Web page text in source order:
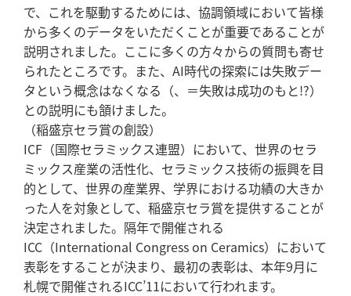
で、これを駆動するためには、協調領域において皆様
から多くのデータをいただくことが重要であることが
説明されました。ここに多くの方々からの質問も寄せ
られたところです。また、AI時代の探索には失敗デー
タという概念はなくなる（、＝失敗は成功のもと!?）
との説明にも頷けました。
（稲盛京セラ賞の創設）
ICF（国際セラミックス連盟）において、世界のセラ
ミックス産業の活性化、セラミックス技術の振興を目
的として、世界の産業界、学界における功績の大きか
った人を対象として、稲盛京セラ賞を提供することが
決定されました。隔年で開催される
ICC（International Congress on Ceramics）において
表彰をすることが決まり、最初の表彰は、本年9月に
札幌で開催されるICC’11において行われます。